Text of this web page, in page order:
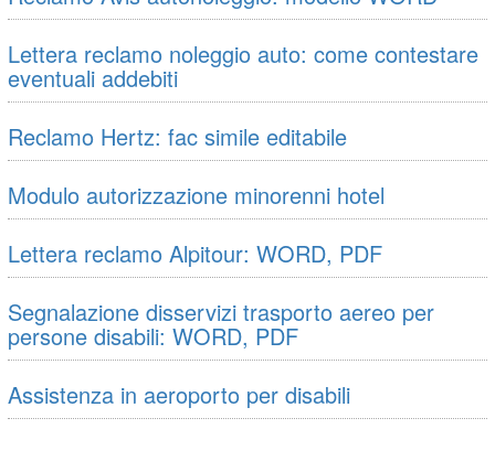
Lettera reclamo noleggio auto: come contestare
eventuali addebiti
Reclamo Hertz: fac simile editabile
Modulo autorizzazione minorenni hotel
Lettera reclamo Alpitour: WORD, PDF
Segnalazione disservizi trasporto aereo per
persone disabili: WORD, PDF
Assistenza in aeroporto per disabili